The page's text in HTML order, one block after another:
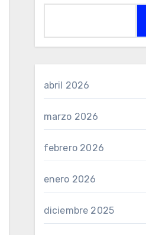
abril 2026
marzo 2026
febrero 2026
enero 2026
diciembre 2025